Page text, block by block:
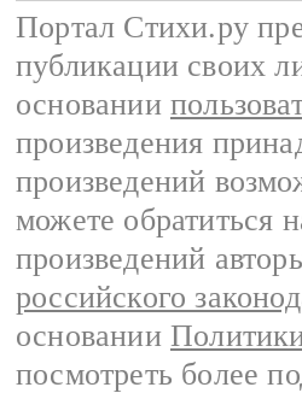
Портал Стихи.ру
публикации своих
основании
произведения
произведений
можете обратиться
произведений
российского
основании
посмотреть более